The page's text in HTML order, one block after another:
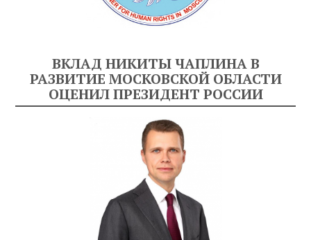
ВКЛАД НИКИТЫ ЧАПЛИНА В
РАЗВИТИЕ МОСКОВСКОЙ ОБЛАСТИ
ОЦЕНИЛ ПРЕЗИДЕНТ РОССИИ